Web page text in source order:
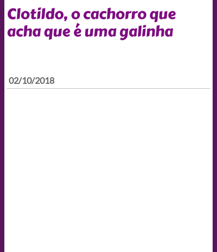
Clotildo, o cachorro que
acha que é uma galinha
02/10/2018